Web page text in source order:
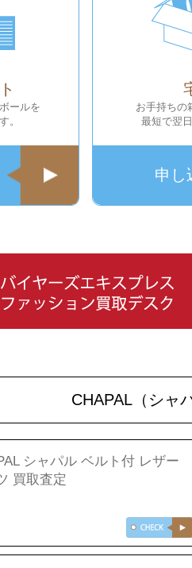
ールを
。
お手持ちの
最短で翌
申し
CHAPAL（シャ
シャパル ベルト付 レザー
買取査定